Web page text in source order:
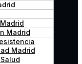
Madrid
Madrid